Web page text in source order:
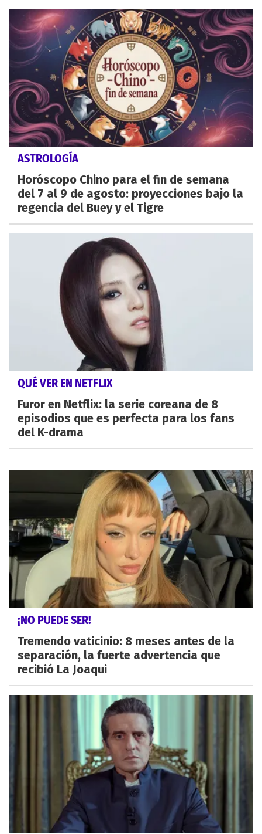
ASTROLOGÍA
Horóscopo Chino para el fin de semana
del 7 al 9 de agosto: proyecciones bajo la
regencia del Buey y el Tigre
QUÉ VER EN NETFLIX
Furor en Netflix: la serie coreana de 8
episodios que es perfecta para los fans
del K-drama
¡NO PUEDE SER!
Tremendo vaticinio: 8 meses antes de la
separación, la fuerte advertencia que
recibió La Joaqui